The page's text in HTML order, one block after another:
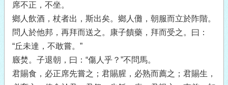
席不正，不坐。
鄉人飲酒，杖者出，斯出矣。鄉人儺，朝服而立於阼階。
問人於他邦，再拜而送之。康子饋藥，拜而受之。曰：
“丘未達，不敢嘗。”
廄焚。子退朝，曰：“傷人乎？”不問馬。
君賜食，必正席先嘗之；君賜腥，必熟而薦之；君賜生，